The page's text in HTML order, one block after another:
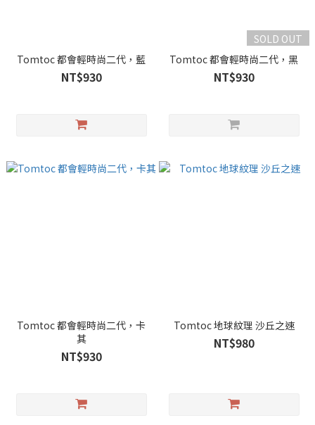
Tomtoc 都會輕時尚二代，藍
NT$930
SOLD OUT
Tomtoc 都會輕時尚二代，黑
NT$930
Tomtoc 都會輕時尚二代，卡
其
NT$930
Tomtoc 地球紋理 沙丘之速
NT$980